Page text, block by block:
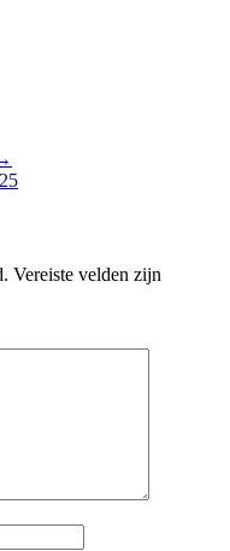
Vereiste velden zijn